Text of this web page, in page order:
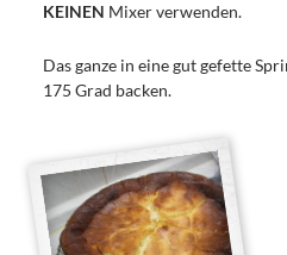
KEINEN Mixer verwenden.
Das ganze in eine gut gefette
175 Grad backen.